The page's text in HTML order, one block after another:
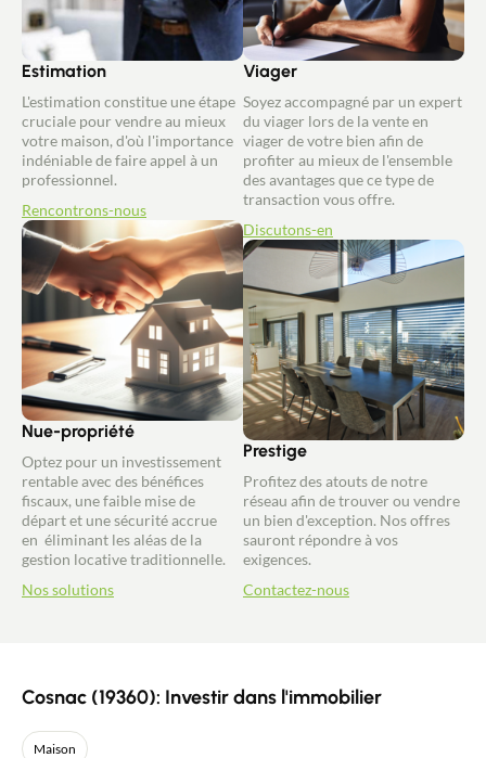
Estimation
L'estimation constitue une étape
cruciale pour vendre au mieux
votre maison, d'où l'importance
indéniable de faire appel à un
professionnel.
Rencontrons-nous
Nue-propriété
Optez pour un investissement
rentable avec des bénéfices
fiscaux, une faible mise de
départ et une sécurité accrue
en éliminant les aléas de la
gestion locative traditionnelle.
Nos solutions
Viager
Soyez accompagné par un expert
du viager lors de la vente en
viager de votre bien afin de
profiter au mieux de l'ensemble
des avantages que ce type de
transaction vous offre.
Discutons-en
Prestige
Profitez des atouts de notre
réseau afin de trouver ou vendre
un bien d'exception. Nos offres
sauront répondre à vos
exigences.
Contactez-nous
Cosnac (19360): Investir dans l'immobilier
Maison